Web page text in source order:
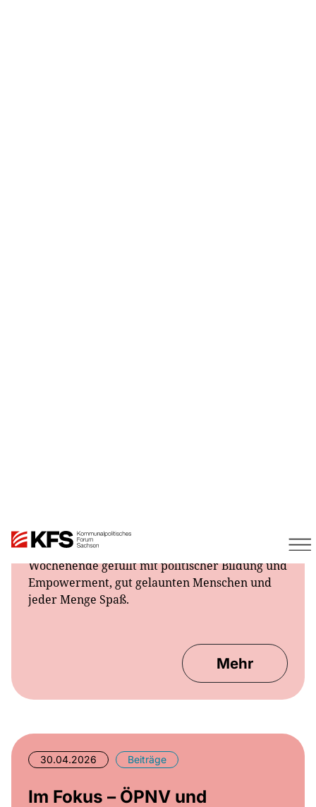
Wochenende gefüllt mit politischer Bildung und
Empowerment, gut gelaunten Menschen und
jeder Menge Spaß.
Mehr
30.04.2026 Beiträge
Im Fokus – ÖPNV und
Ersatzfreiheitsstrafe